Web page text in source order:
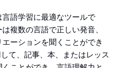
語学習に最適なツールで
複数の言語で正しい発音、
ーションを聞くことができ
て、記事、本、またはレッス